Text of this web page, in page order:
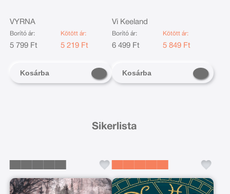
VYRNA
Borító ár:
5 799 Ft
Kötött ár:
5 219 Ft
Kosárba
Vi Keeland
Borító ár:
6 499 Ft
Kötött ár:
5 849 Ft
Kosárba
Sikerlista